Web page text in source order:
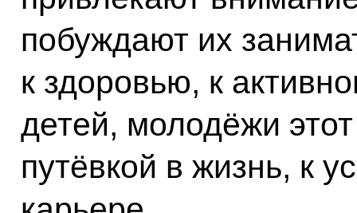
побуждают их
к здоровью, к
детей, молодёжи
путёвкой в жизнь, к